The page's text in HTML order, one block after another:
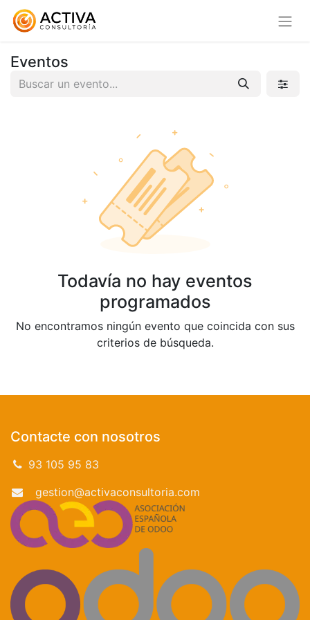
Eventos
Todavía no hay eventos
programados
No encontramos ningún evento que coincida con sus
criterios de búsqueda.
Contacte con nosotros
93 105 95 83
gestion@activaconsultoria.com